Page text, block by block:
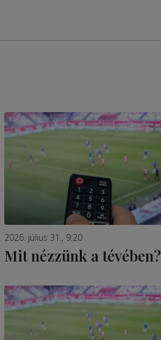
2026. július 31., 9:20
Mit nézzünk a tévében?